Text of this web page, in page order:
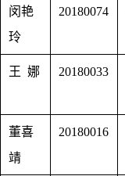
闵艳
玲
20180074
王 娜 20180033
董喜
靖
20180016